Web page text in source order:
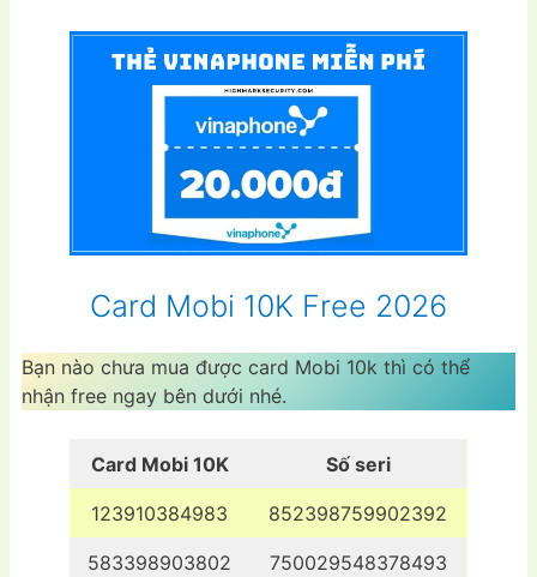
Card Mobi 10K Free 2026
Bạn nào chưa mua được card Mobi 10k thì có thể
nhận free ngay bên dưới nhé.
Card Mobi 10K Số seri
123910384983 852398759902392
583398903802 750029548378493